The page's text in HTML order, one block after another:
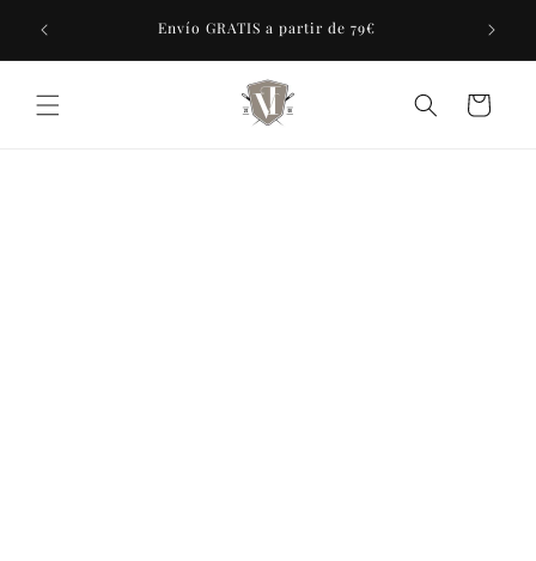
directamente
Envío GRATIS a partir de 79€
Carrito